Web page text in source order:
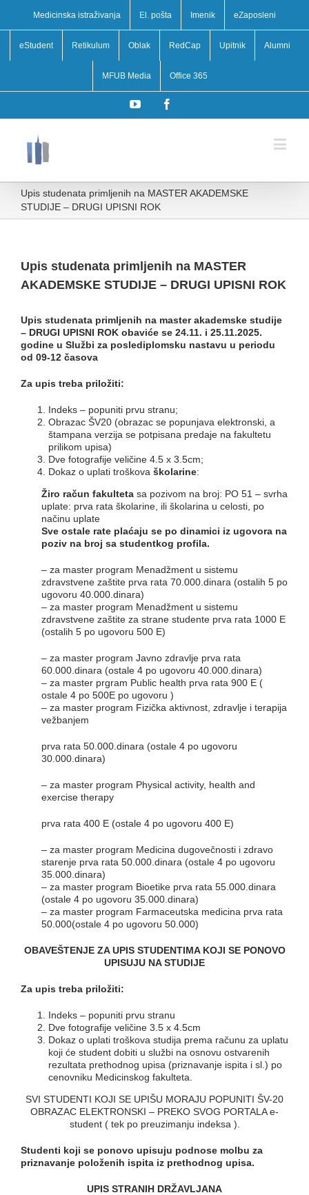
Medicinska istraživanja El. pošta Imenik eZaposleni
eStudent Retikulum Oblak RedCap Upitnik Alumni
MFUB Media Office 365
YouTube
Upis studenata primljenih na MASTER AKADEMSKE
STUDIJE – DRUGI UPISNI ROK
Upis studenata primljenih na MASTER
AKADEMSKE STUDIJE – DRUGI UPISNI ROK
Upis studenata primljenih na master akademske studije
– DRUGI UPISNI ROK obaviće se 24.11. i 25.11.2025.
godine u Službi za poslediplomsku nastavu u periodu
od 09-12 časova
Za upis treba priložiti:
Indeks – popuniti prvu stranu;
Obrazac ŠV20 (obrazac se popunjava elektronski, a
štampana verzija se potpisana predaje na fakultetu
prilikom upisa)
Dve fotografije veličine 4.5 x 3.5cm;
Dokaz o uplati troškova školarine:
Žiro račun fakulteta sa pozivom na broj: PO 51 – svrha
uplate: prva rata školarine, ili školarina u celosti, po
načinu uplate
Sve ostale rate plaćaju se po dinamici iz ugovora na
poziv na broj sa studentkog profila.
– za master program Menadžment u sistemu
zdravstvene zaštite prva rata 70.000.dinara (ostalih 5 po
ugovoru 40.000.dinara)
– za master program Menadžment u sistemu
zdravstvene zaštite za strane studente prva rata 1000 E
(ostalih 5 po ugovoru 500 E)
– za master program Javno zdravlje prva rata
60.000.dinara (ostale 4 po ugovoru 40.000.dinara)
– za master prgram Public health prva rata 900 E (
ostale 4 po 500E po ugovoru )
– za master program Fizička aktivnost, zdravlje i terapija
vežbanjem
prva rata 50.000.dinara (ostale 4 po ugovoru
30.000.dinara)
– za master program Physical activity, health and
exercise therapy
prva rata 400 E (ostale 4 po ugovoru 400 E)
– za master program Medicina dugovečnosti i zdravo
starenje prva rata 50.000.dinara (ostale 4 po ugovoru
35.000.dinara)
– za master program Bioetike prva rata 55.000.dinara
(ostale 4 po ugovoru 35.000.dinara)
– za master program Farmaceutska medicina prva rata
50.000(ostale 4 po ugovoru 50.000)
OBAVEŠTENJE ZA UPIS STUDENTIMA KOJI SE PONOVO
UPISUJU NA STUDIJE
Za upis treba priložiti:
Indeks – popuniti prvu stranu
Dve fotografije veličine 3.5 x 4.5cm
Dokaz o uplati troškova studija prema računu za uplatu
koji će student dobiti u službi na osnovu ostvarenih
rezultata prethodnog upisa (priznavanje ispita i sl.) po
cenovniku Medicinskog fakulteta.
SVI STUDENTI KOJI SE UPIŠU MORAJU POPUNITI ŠV-20
OBRAZAC ELEKTRONSKI – PREKO SVOG PORTALA e-
student ( tek po preuzimanju indeksa ).
Studenti koji se ponovo upisuju podnose molbu za
priznavanje položenih ispita iz prethodnog upisa.
UPIS STRANIH DRŽAVLJANA